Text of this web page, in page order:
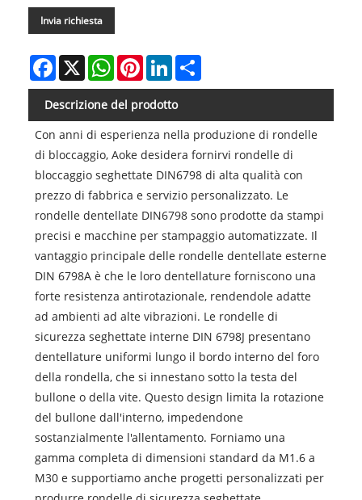
Invia richiesta
Facebook
X WhatsAppPinterestLinkedIn
Descrizione del prodotto
Con anni di esperienza nella produzione di rondelle
di bloccaggio, Aoke desidera fornirvi rondelle di
bloccaggio seghettate DIN6798 di alta qualità con
prezzo di fabbrica e servizio personalizzato. Le
rondelle dentellate DIN6798 sono prodotte da stampi
precisi e macchine per stampaggio automatizzate. Il
vantaggio principale delle rondelle dentellate esterne
DIN 6798A è che le loro dentellature forniscono una
forte resistenza antirotazionale, rendendole adatte
ad ambienti ad alte vibrazioni. Le rondelle di
sicurezza seghettate interne DIN 6798J presentano
dentellature uniformi lungo il bordo interno del foro
della rondella, che si innestano sotto la testa del
bullone o della vite. Questo design limita la rotazione
del bullone dall'interno, impedendone
sostanzialmente l'allentamento. Forniamo una
gamma completa di dimensioni standard da M1.6 a
M30 e supportiamo anche progetti personalizzati per